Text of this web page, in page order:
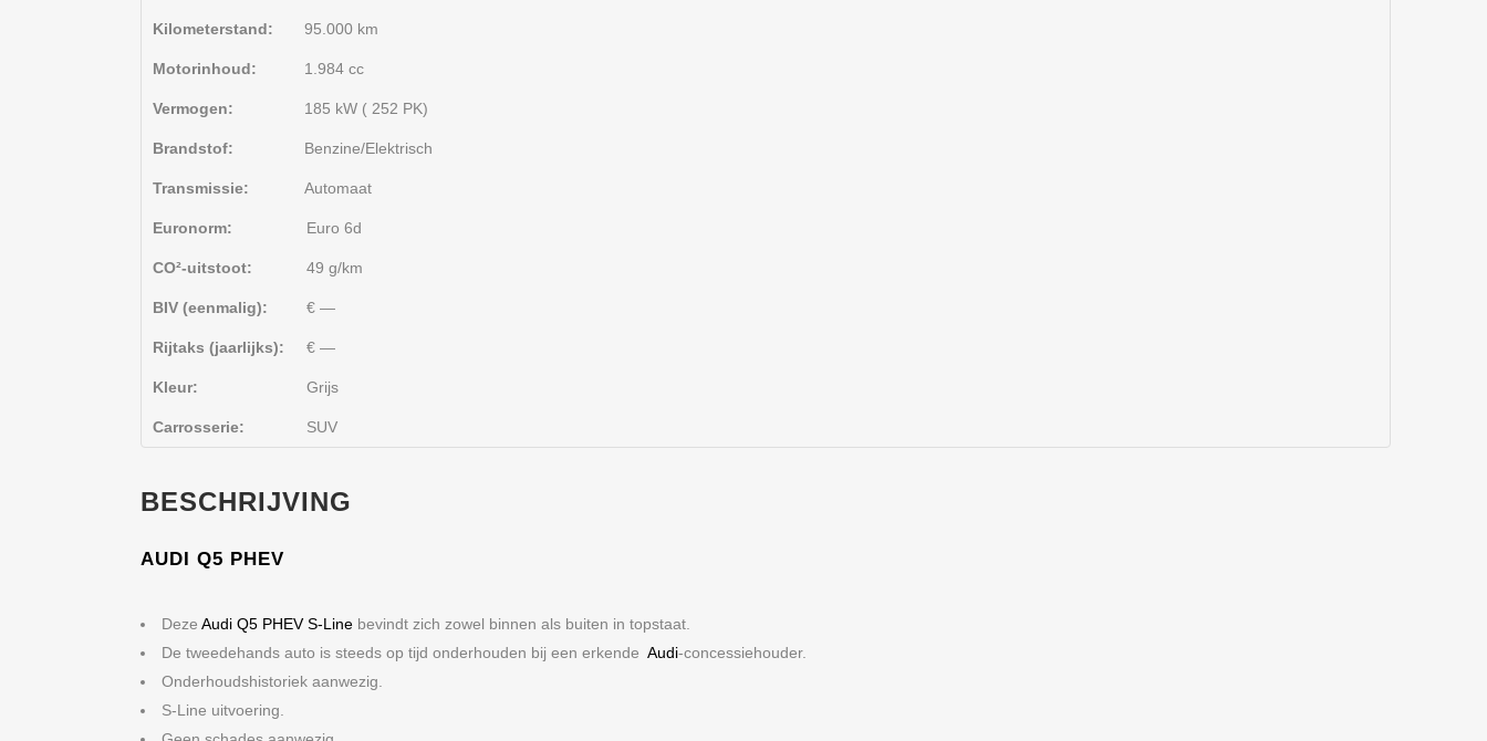
Kilometerstand: 95.000 km
Motorinhoud: 1.984 cc
Vermogen: 185 kW ( 252 PK)
Brandstof: Benzine/Elektrisch
Transmissie: Automaat
Euronorm: Euro 6d
CO²-uitstoot: 49 g/km
BIV (eenmalig): € —
Rijtaks (jaarlijks): € —
Kleur: Grijs
Carrosserie: SUV
BESCHRIJVING
AUDI Q5 PHEV
Deze Audi Q5 PHEV S-Line bevindt zich zowel binnen als buiten in topstaat.
De tweedehands auto is steeds op tijd onderhouden bij een erkende Audi-concessiehouder.
Onderhoudshistoriek aanwezig.
S-Line uitvoering.